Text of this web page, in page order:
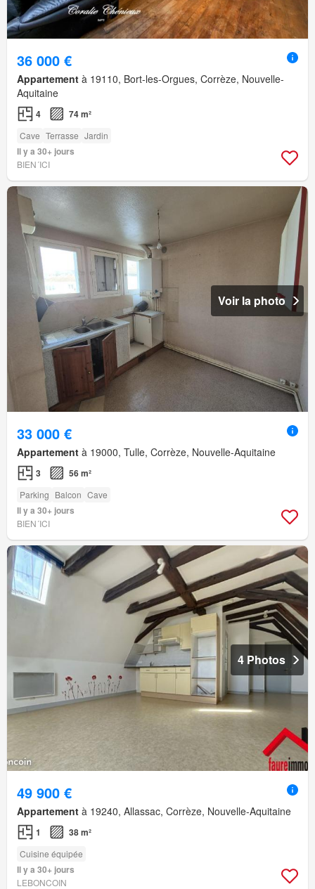
36 000 €
Appartement à 19110, Bort-les-Orgues, Corrèze, Nouvelle-
Aquitaine
4 74 m²
Cave Terrasse Jardin
Il y a 30+ jours
BIEN´ICI
Voir la photo
33 000 €
Appartement à 19000, Tulle, Corrèze, Nouvelle-Aquitaine
3 56 m²
Parking Balcon Cave
Il y a 30+ jours
BIEN´ICI
4 Photos
49 900 €
Appartement à 19240, Allassac, Corrèze, Nouvelle-Aquitaine
1 38 m²
Cuisine équipée
Il y a 30+ jours
LEBONCOIN